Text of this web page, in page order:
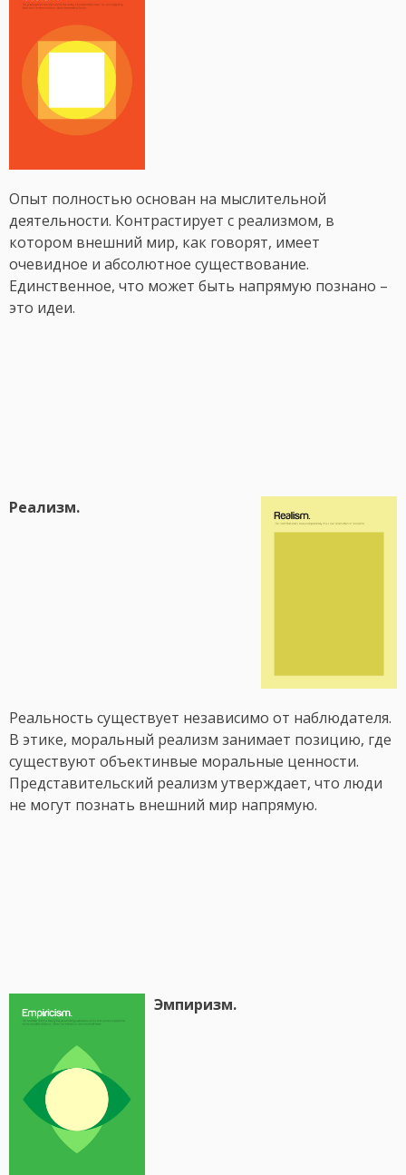
Опыт полностью основан на мыслительной
деятельности. Контрастирует с реализмом, в
котором внешний мир, как говорят, имеет
очевидное и абсолютное существование.
Единственное, что может быть напрямую познано –
это идеи.
Реализм.
Реальность существует независимо от наблюдателя.
В этике, моральный реализм занимает позицию, где
существуют объектинвые моральные ценности.
Представительский реализм утверждает, что люди
не могут познать внешний мир напрямую.
Эмпиризм.